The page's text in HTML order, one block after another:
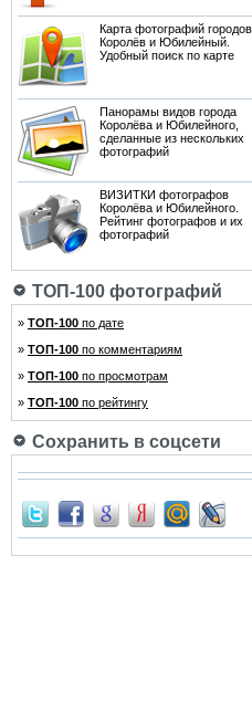
Карта фотографий городов
Королёв и Юбилейный.
Удобный поиск по карте
Панорамы видов города
Королёва и Юбилейного,
сделанные из нескольких
фотографий
ВИЗИТКИ фотографов
Королёва и Юбилейного.
Рейтинг фотографов и их
фотографий
ТОП-100 фотографий
» ТОП-100 по дате
» ТОП-100 по комментариям
» ТОП-100 по просмотрам
» ТОП-100 по рейтингу
Сохранить в соцсети